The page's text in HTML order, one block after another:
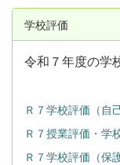
学校評価
令和７年度の学
Ｒ７学校評価（自
Ｒ７授業評価・学
Ｒ７学校評価（保